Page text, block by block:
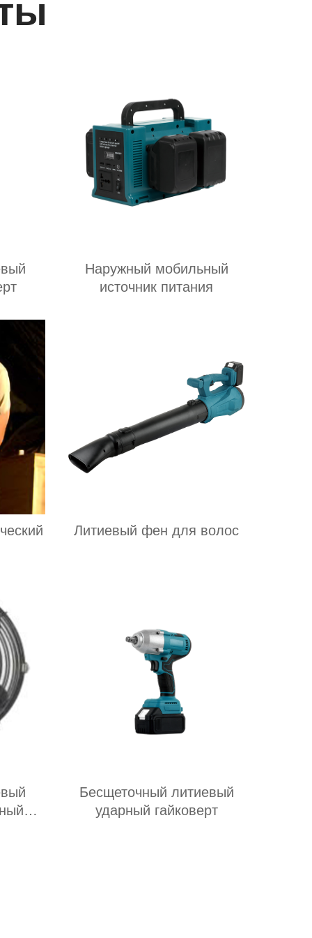
Наружный мобильный
источник питания
Литиевый фен для волос
Бесщеточный литиевый
ударный гайковерт